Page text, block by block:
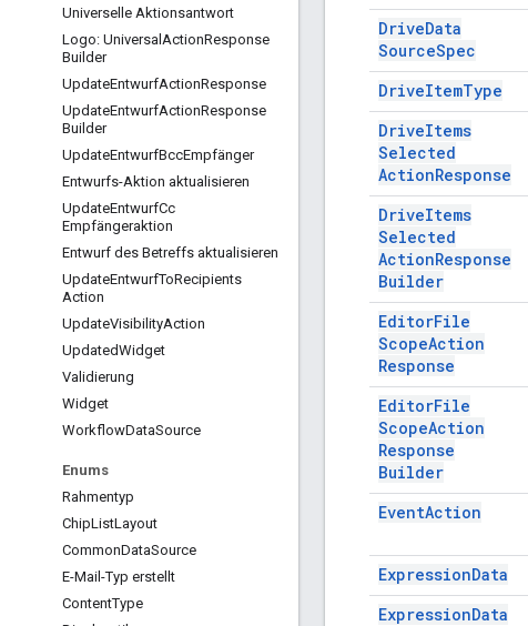
Universelle Aktionsantwort
Logo: Universal ActionResponse
Builder
UpdateEntwurfActionResponse
UpdateEntwurfActionResponse
Builder
UpdateEntwurfBccEmpfänger
Entwurfs-Aktion aktualisieren
UpdateEntwurfCc
Empfängeraktion
Entwurf des Betreffs aktualisieren
UpdateEntwurfToRecipients
Action
UpdateVisibilityAction
UpdatedWidget
Validierung
Widget
WorkflowDataSource
Enums
Rahmentyp
ChipListLayout
CommonDataSource
E-Mail-Typ erstellt
ContentType
DriveData
SourceSpec
DriveItemType
DriveItems
Selected
ActionResponse
DriveItems
Selected
ActionResponse
Builder
EditorFile
ScopeAction
Response
EditorFile
ScopeAction
Response
Builder
EventAction
ExpressionData
ExpressionData